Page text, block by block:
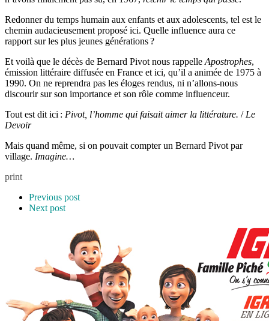
Redonner du temps humain aux enfants et aux adolescents, tel est le
chemin audacieusement proposé ici. Quelle influence aura ce
rapport sur les plus jeunes générations ?
Et voilà que le décès de Bernard Pivot nous rappelle Apostrophes,
émission littéraire diffusée en France et ici, qu’il a animée de 1975 à
1990. On ne reprendra pas les éloges rendus, ni n’allons-nous
discourir sur son importance et son rôle comme influenceur.
Tout est dit ici : Pivot, l’homme qui faisait aimer la littérature. / Le
Devoir
Mais quand même, si on pouvait compter un Bernard Pivot par
village. Imagine…
print
Previous post
Next post